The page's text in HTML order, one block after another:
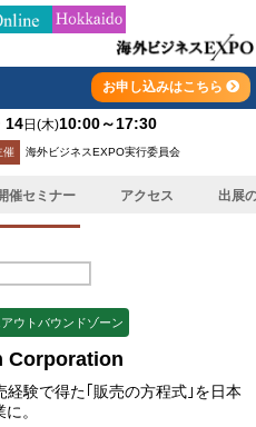
お申し込みはこちら
14日 (木)10:00～17:30
催 海外ビジネスEXPO実行委員会
催セミナー アクセス 出展
Corporation
企業
ウトバウンドゾーン
Corporation
験で得た｢販売の方程式｣を日本
。